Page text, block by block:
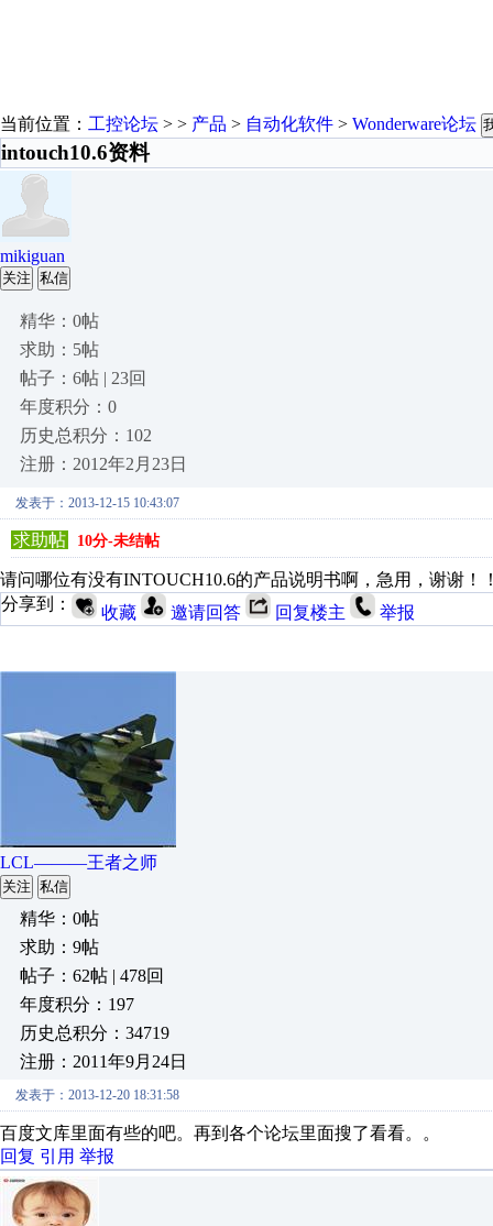
当前位置： 工控论坛 > > 产品 > 自动化软件 > Wonderware论坛
intouch10.6资料
mikiguan
关注 私信
精华：0帖
求助：5帖
帖子：6帖 | 23回
年度积分：0
历史总积分：102
注册：2012年2月23日
发表于：2013-12-15 10:43:07
求助帖 10分-未结帖
请问哪位有没有INTOUCH10.6的产品说明书啊，急用，谢谢！
分享到：
收藏 邀请回答 回复楼主 举报
LCL———王者之师
关注 私信
精华：0帖
求助：9帖
帖子：62帖 | 478回
年度积分：197
历史总积分：34719
注册：2011年9月24日
发表于：2013-12-20 18:31:58
百度文库里面有些的吧。再到各个论坛里面搜了看看。。
回复 引用 举报